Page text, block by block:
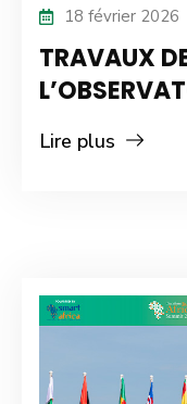
18 février 2026
TRAVAUX
Lire plus